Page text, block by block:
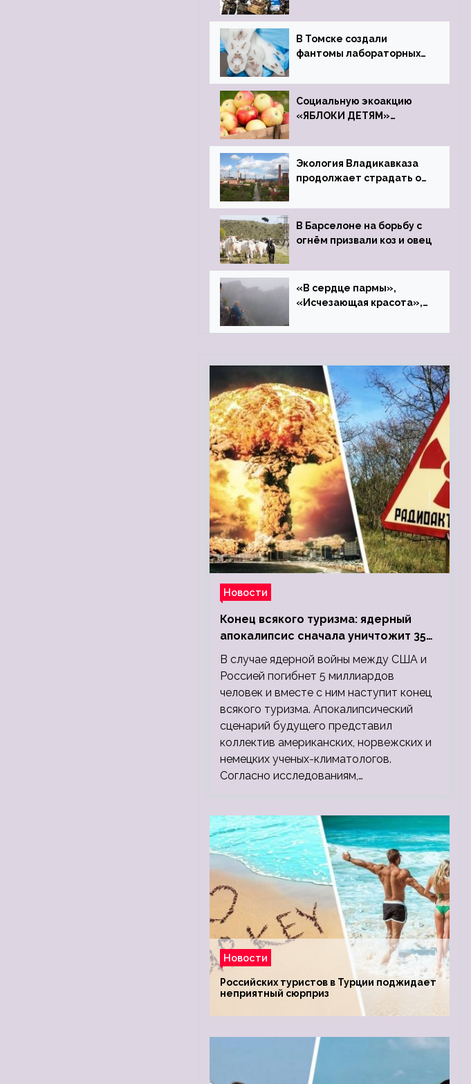
В Томске создали
фантомы лабораторных
Социальную экоакцию
«ЯБЛОКИ ДЕТЯМ»
Экология Владикавказа
продолжает страдать от
завода
В Барселоне на борьбу с
огнём призвали коз и овец
«В сердце пармы»,
«Исчезающая красота»,
Новости
Конец всякого туризма: ядерный
апокалипсис сначала уничтожит 350
миллионов, а потом 5 миллиардов
людей
В случае ядерной войны между США и
Россией погибнет 5 миллиардов
человек и вместе с ним наступит конец
всякого туризма. Апокалипсический
сценарий будущего представил
коллектив американских, норвежских и
немецких ученых-климатологов.
Согласно исследованиям,…
Новости
Российских туристов в Турции поджидает
неприятный сюрприз